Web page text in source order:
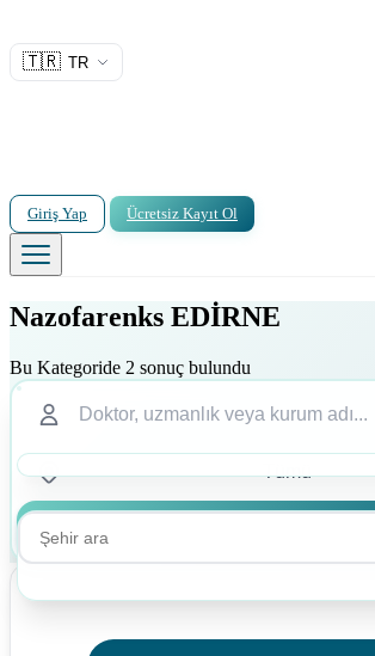
🇹🇷 TR
Giriş Yap Ücretsiz Kayıt Ol
Nazofarenks EDİRNE
Bu Kategoride 2 sonuç bulundu